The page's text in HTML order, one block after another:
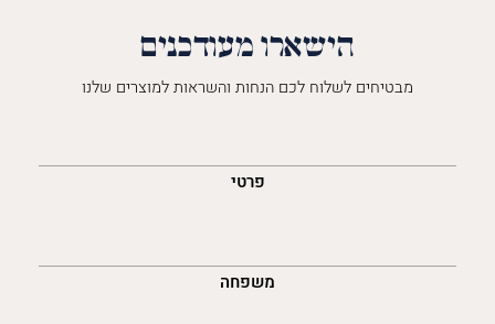
הישארו מעודכנים
מבטיחים לשלוח לכם הנחות והשראות למוצרים שלנו
פרטי
משפחה